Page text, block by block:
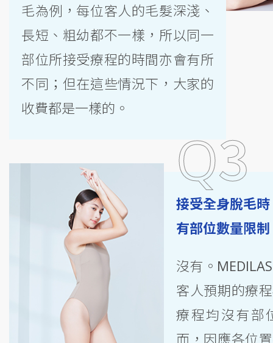
毛為例，每位客人的毛髮深淺、
長短、粗幼都不一樣，所以同一
部位所接受療程的時間亦會有所
不同；但在這些情況下，大家的
收費都是一樣的。
Q3
接受全身脫毛
有部位數量限
沒有。
客人預期的療
療程均沒有部
而，因應各位